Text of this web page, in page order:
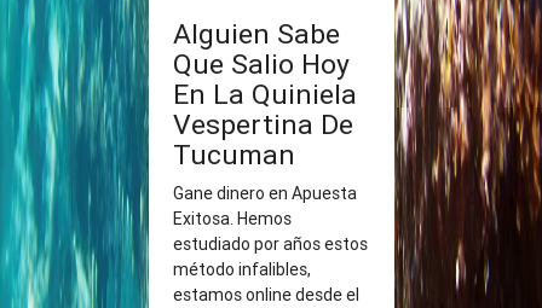
Alguien Sabe
Que Salio Hoy
En La Quiniela
Vespertina De
Tucuman
Gane dinero en Apuesta
Exitosa. Hemos
estudiado por años estos
método infalibles,
estamos online desde el